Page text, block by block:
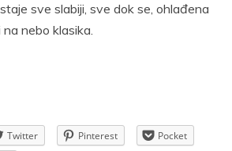
sve slabiji, sve dok se, ohlađena
nebo klasika.
Twitter Pinterest
Pocket